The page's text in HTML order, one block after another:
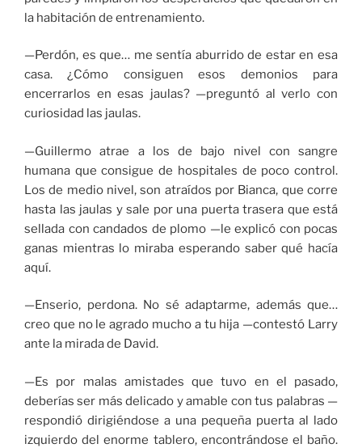
la habitación de entrenamiento.
—Perdón, es que… me sentía aburrido de estar en esa
casa. ¿Cómo consiguen esos demonios para
encerrarlos en esas jaulas? —preguntó al verlo con
curiosidad las jaulas.
—Guillermo atrae a los de bajo nivel con sangre
humana que consigue de hospitales de poco control.
Los de medio nivel, son atraídos por Bianca, que corre
hasta las jaulas y sale por una puerta trasera que está
sellada con candados de plomo —le explicó con pocas
ganas mientras lo miraba esperando saber qué hacía
aquí.
—Enserio, perdona. No sé adaptarme, además que…
creo que no le agrado mucho a tu hija —contestó Larry
ante la mirada de David.
—Es por malas amistades que tuvo en el pasado,
deberías ser más delicado y amable con tus palabras —
respondió dirigiéndose a una pequeña puerta al lado
izquierdo del enorme tablero, encontrándose el baño.